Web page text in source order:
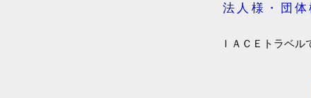
法人様・団
ＩＡＣＥトラベ